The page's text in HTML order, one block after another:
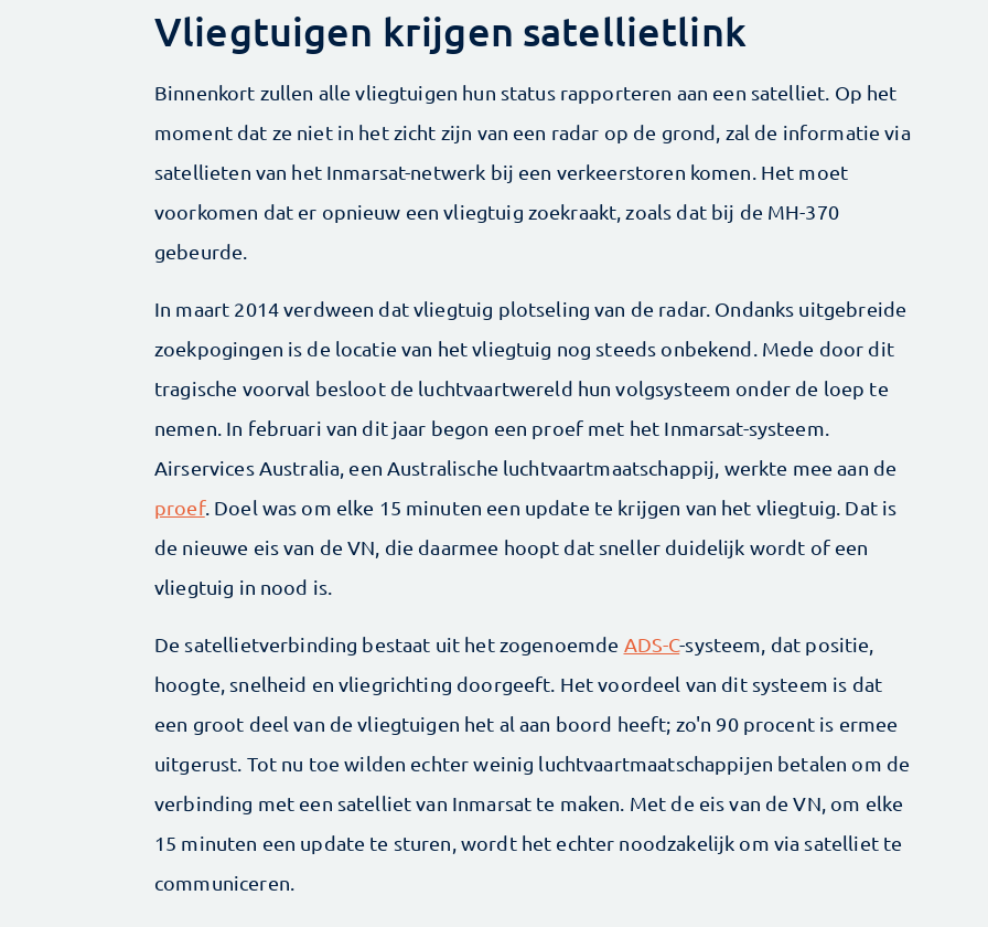
Vliegtuigen krijgen satellietlink
Binnenkort zullen alle vliegtuigen hun status rapporteren aan een satelliet. Op het
moment dat ze niet in het zicht zijn van een radar op de grond, zal de informatie via
satellieten van het Inmarsat-netwerk bij een verkeerstoren komen. Het moet
voorkomen dat er opnieuw een vliegtuig zoekraakt, zoals dat bij de MH-370
gebeurde.
In maart 2014 verdween dat vliegtuig plotseling van de radar. Ondanks uitgebreide
zoekpogingen is de locatie van het vliegtuig nog steeds onbekend. Mede door dit
tragische voorval besloot de luchtvaartwereld hun volgsysteem onder de loep te
nemen. In februari van dit jaar begon een proef met het Inmarsat-systeem.
Airservices Australia, een Australische luchtvaartmaatschappij, werkte mee aan de
proef. Doel was om elke 15 minuten een update te krijgen van het vliegtuig. Dat is
de nieuwe eis van de VN, die daarmee hoopt dat sneller duidelijk wordt of een
vliegtuig in nood is.
De satellietverbinding bestaat uit het zogenoemde ADS-C-systeem, dat positie,
hoogte, snelheid en vliegrichting doorgeeft. Het voordeel van dit systeem is dat
een groot deel van de vliegtuigen het al aan boord heeft; zo'n 90 procent is ermee
uitgerust. Tot nu toe wilden echter weinig luchtvaartmaatschappijen betalen om de
verbinding met een satelliet van Inmarsat te maken. Met de eis van de VN, om elke
15 minuten een update te sturen, wordt het echter noodzakelijk om via satelliet te
communiceren.